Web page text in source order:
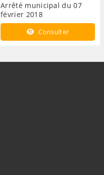
Arrêté municipal du 07
février 2018
Déneigement des trottoirs
par les habitants
Consulter